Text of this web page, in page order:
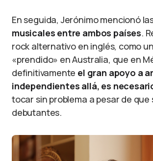
En seguida, Jerónimo mencionó
musicales entre ambos países.
rock alternativo en inglés, como
«prendido» en Australia, que en
definitivamente el gran apoyo a
independientes allá, es
tocar sin problema a pesar de que
debutantes.